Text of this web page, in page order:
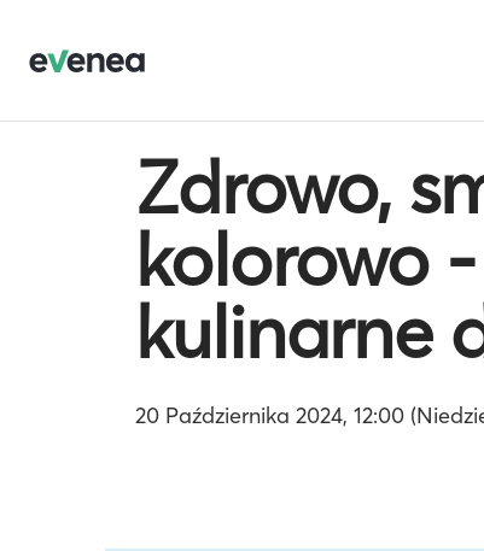
Zdrowo,
kolorowo
kulinarne
20 Października 2024, 12:00